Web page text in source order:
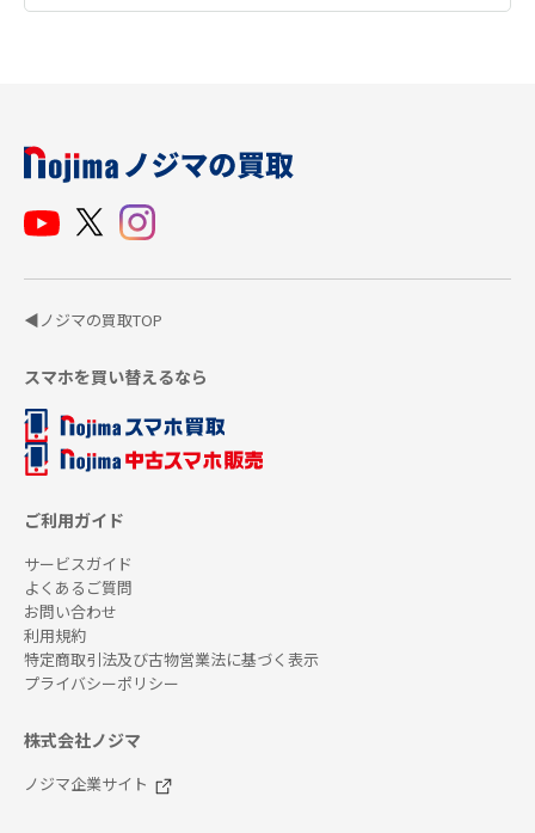
◀ノジマの買取TOP
スマホを買い替えるなら
ご利用ガイド
サービスガイド
よくあるご質問
お問い合わせ
利用規約
特定商取引法及び古物営業法に基づく表示
プライバシーポリシー
株式会社ノジマ
ノジマ企業サイト